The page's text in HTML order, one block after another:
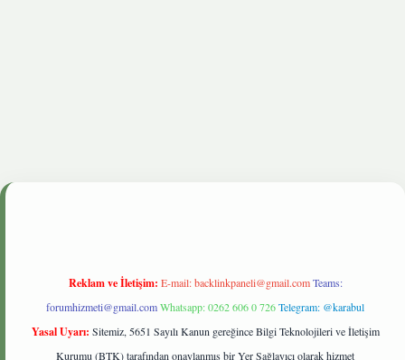
Reklam ve İletişim: E-mail:backlinkpaneli@gmail.com Teams:
forumhizmeti@gmail.comWhatsapp: 0262 606 0 726Telegram: @karabul
Yasal Uyarı: Sitemiz, 5651 Sayılı Kanun gereğince Bilgi Teknolojileri ve İletişim
Kurumu (BTK) tarafından onaylanmış bir Yer Sağlayıcı olarak hizmet